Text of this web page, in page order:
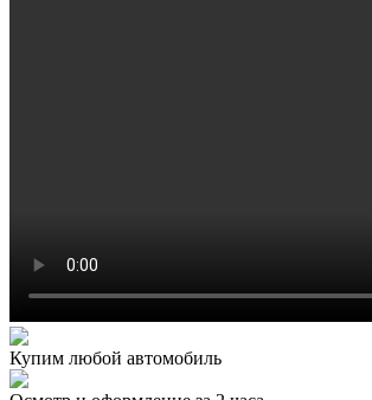
Купим любой автомобиль